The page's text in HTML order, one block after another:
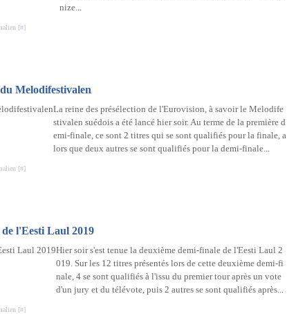
nize...
[#]
Melodifestivalen
La reine des présélection de l'Eurovision, à savoir le Melodife
stivalen suédois a été lancé hier soir. Au terme de la première d
emi-finale, ce sont 2 titres qui se sont qualifiés pour la finale, a
lors que deux autres se sont qualifiés pour la demi-finale...
[#]
l'Eesti Laul 2019
Hier soir s'est tenue la deuxième demi-finale de l'Eesti Laul 2
019. Sur les 12 titres présentés lors de cette deuxième demi-fi
nale, 4 se sont qualifiés à l'issu du premier tour après un vote
d'un jury et du télévote, puis 2 autres se sont qualifiés après...
[#]